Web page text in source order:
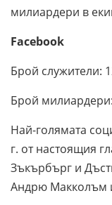
милиардери в
Facebook
Брой служители:
Брой
Най-голямата
г. от настоящия
Зъкърбърг и
Андрю Макколъм